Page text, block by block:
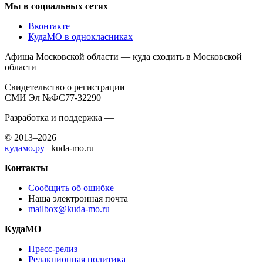
Мы в социальных сетях
Вконтакте
КудаМО в однокласниках
Афиша Московской области — куда сходить в Московской
области
Свидетельство о регистрации
СМИ Эл №ФС77-32290
Разработка и поддержка —
© 2013–2026
кудамо.ру | kuda-mo.ru
Контакты
Сообщить об ошибке
Наша электронная почта
mailbox@kuda-mo.ru
КудаМО
Пресс-релиз
Редакционная политика